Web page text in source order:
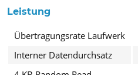
Leistung
Übertragungsrate Laufwerk
Interner Datendurchsatz